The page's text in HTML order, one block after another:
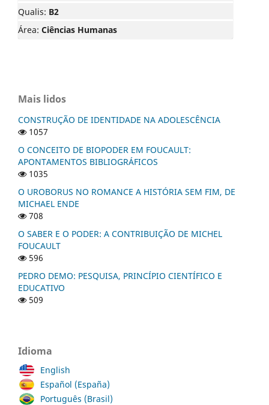
Qualis: B2
Área: Ciências Humanas
Mais lidos
CONSTRUÇÃO DE IDENTIDADE NA ADOLESCÊNCIA
1057
O CONCEITO DE BIOPODER EM FOUCAULT:
APONTAMENTOS BIBLIOGRÁFICOS
1035
O UROBORUS NO ROMANCE A HISTÓRIA SEM FIM, DE
MICHAEL ENDE
708
O SABER E O PODER: A CONTRIBUIÇÃO DE MICHEL
FOUCAULT
596
PEDRO DEMO: PESQUISA, PRINCÍPIO CIENTÍFICO E
EDUCATIVO
509
Idioma
English
Español (España)
Português (Brasil)